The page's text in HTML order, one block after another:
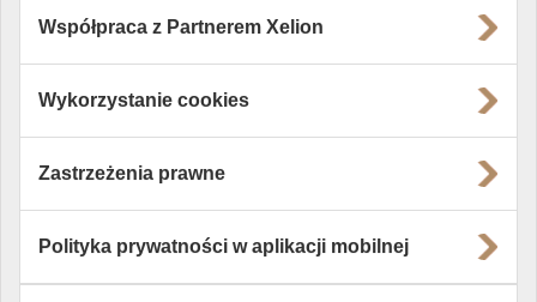
Współpraca z Partnerem Xelion
Wykorzystanie cookies
Zastrzeżenia prawne
Polityka prywatności w aplikacji mobilnej